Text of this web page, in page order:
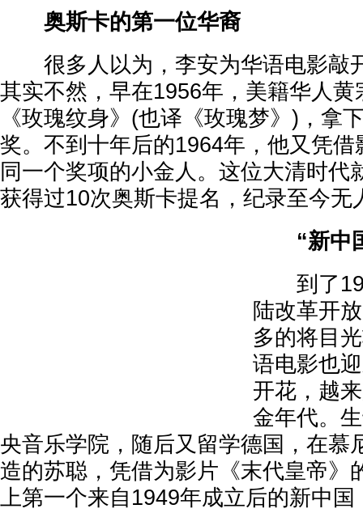
奥斯卡的第一位华裔
很多人以为，李安为华语电影敲
其实不然，早在1956年，美籍华人黄
《玫瑰纹身》(也译《玫瑰梦》)，拿
奖。不到十年后的1964年，他又凭
同一个奖项的小金人。这位大清时代
获得过10次奥斯卡提名，纪录至今无
“新中
到了
陆改革开
多的将目
语电影也
开花，越
金年代。
央音乐学院，随后又留学德国，在慕
造的苏聪，凭借为影片《末代皇帝》
上第一个来自1949年成立后的新中